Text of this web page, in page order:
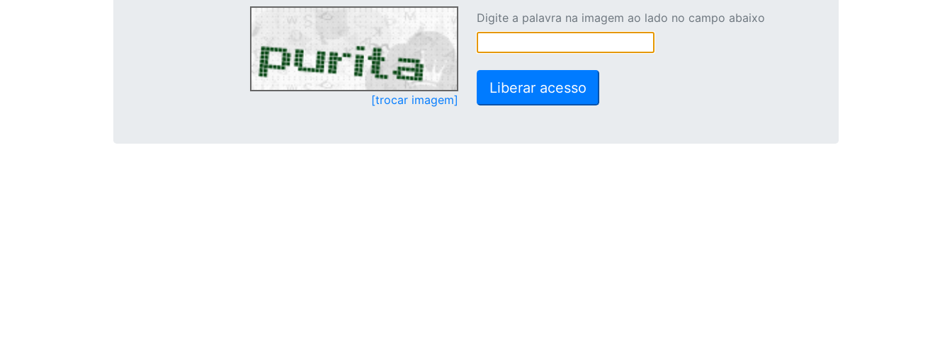
[trocar imagem]
Digite a palavra na imagem ao lado no campo abaixo